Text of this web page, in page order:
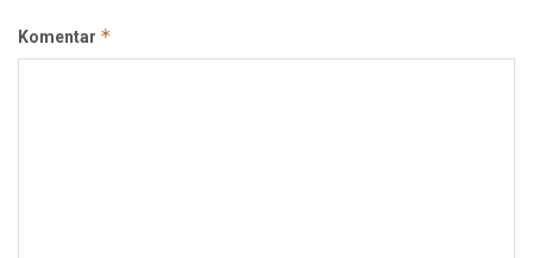
Komentar *